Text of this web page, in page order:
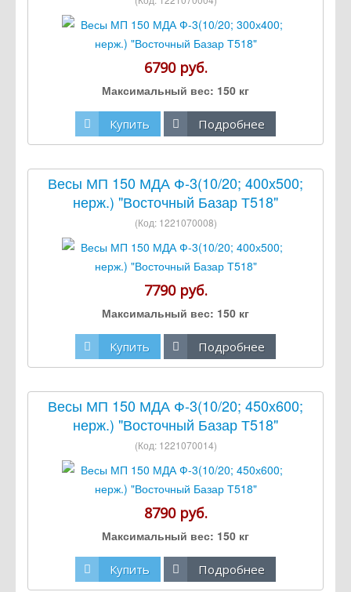
6790 руб.
Максимальный вес: 150 кг
Купить Подробнее
Весы МП 150 МДА Ф-3(10/20; 400х500;
нерж.) "Восточный Базар Т518"
(Код: 1221070008)
7790 руб.
Максимальный вес: 150 кг
Купить Подробнее
Весы МП 150 МДА Ф-3(10/20; 450х600;
нерж.) "Восточный Базар Т518"
(Код: 1221070014)
8790 руб.
Максимальный вес: 150 кг
Купить Подробнее